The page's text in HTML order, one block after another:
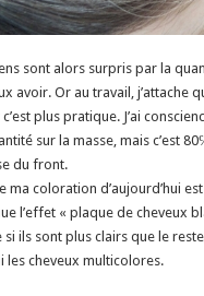
sont alors surpris par la
avoir. Or au travail, j’attache
plus pratique. J’ai
sur la masse, mais c’est
du front.
ma coloration d’aujourd’hui
l’effet « plaque de cheveux
si ils sont plus clairs que le
les cheveux multicolores.